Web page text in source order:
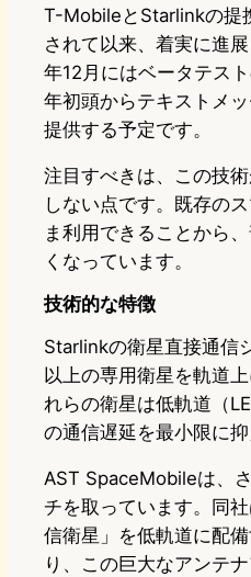
T-MobileとStarlinkの提
されて以来、着実に進
年12月にはベータテス
年初頭からテキストメ
提供する予定です。
注目すべきは、この技
しない点です。既存の
ま利用できることから
くなっています。
技術的な特徴
Starlinkの衛星直接通信
以上の専用衛星を軌道
れらの衛星は低軌道（
の通信遅延を最小限に抑
AST SpaceMobileは、
チを取っています。同
信衛星」を低軌道に配
り、この巨大なアンテ